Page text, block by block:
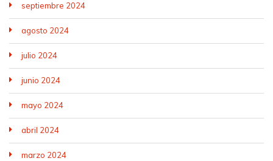
septiembre 2024
agosto 2024
julio 2024
junio 2024
mayo 2024
abril 2024
marzo 2024